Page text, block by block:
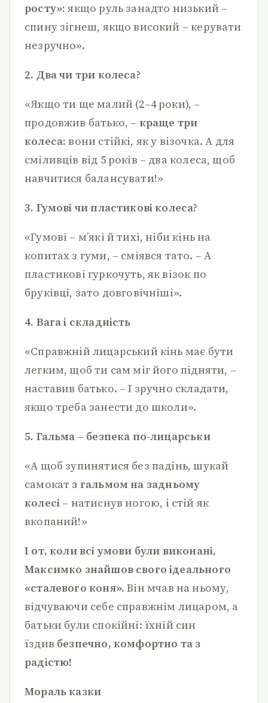
росту»: якщо руль занадто низький –
спину зігнеш, якщо високий – керувати
незручно».
2. Два чи три колеса?
«Якщо ти ще малий (2–4 роки), –
продовжив батько, – краще три
колеса: вони стійкі, як у візочка. А для
сміливців від 5 років – два колеса, щоб
навчитися балансувати!»
3. Гумові чи пластикові колеса?
«Гумові – м’які й тихі, ніби кінь на
копитах з гуми, – сміявся тато. – А
пластикові гуркочуть, як візок по
бруківці, зато довговічніші».
4. Вага і складність
«Справжній лицарський кінь має бути
легким, щоб ти сам міг його підняти, –
наставив батько. – І зручно складати,
якщо треба занести до школи».
5. Гальма – безпека по-лицарськи
«А щоб зупинятися без падінь, шукай
самокат з гальмом на задньому
колесі – натиснув ногою, і стій як
вкопаний!»
І от, коли всі умови були виконані,
Максимко знайшов свого ідеального
«сталевого коня». Він мчав на ньому,
відчуваючи себе справжнім лицаром, а
батьки були спокійні: їхній син
їздив безпечно, комфортно та з
радістю!
Мораль казки